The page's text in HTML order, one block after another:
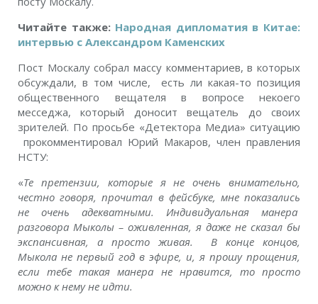
Читайте также: Народная дипломатия в Китае:
интервью с Александром Каменских
Пост Москалу собрал массу комментариев, в которых
обсуждали, в том числе, есть ли какая-то позиция
общественного вещателя в вопросе некоего
месседжа, который доносит вещатель до своих
зрителей. По просьбе «Детектора Медиа» ситуацию
прокомментировал Юрий Макаров, член правления
НСТУ:
«Те претензии, которые я не очень внимательно,
честно говоря, прочитал в фейсбуке, мне показались
не очень адекватными. Индивидуальная манера
разговора Мыколы – оживленная, я даже не сказал бы
экспансивная, а просто живая. В конце концов,
Мыкола не первый год в эфире, и, я прошу прощения,
если тебе такая манера не нравится, то просто
можно к нему не идти.